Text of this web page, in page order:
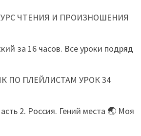
ЧТЕНИЯ И ПРОИЗНОШЕНИЯ
за 16 часов. Все уроки подряд
ПО ПЛЕЙЛИСТАМ УРОК 34
2. Россия. Гений места 🌏 Моя